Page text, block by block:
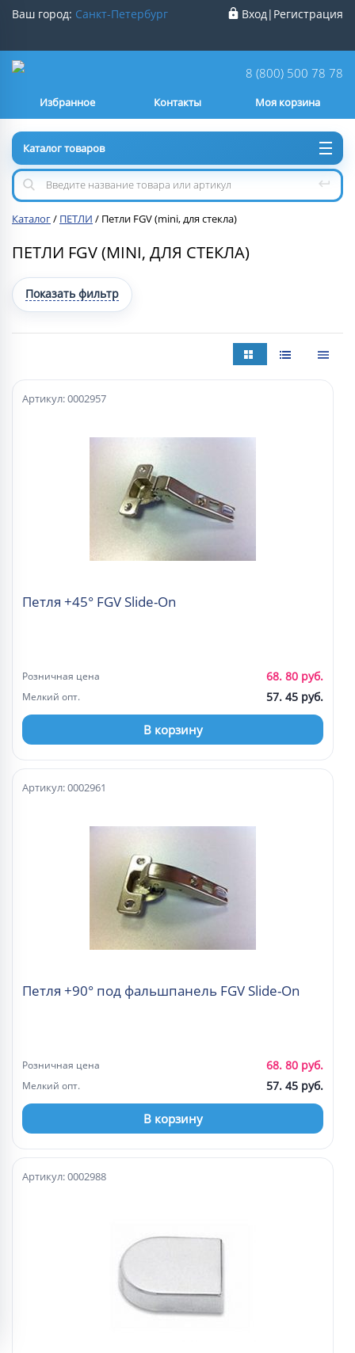
Ваш город: Санкт-Петербург
Нет
Вход| Регистрация
8 (800) 500 78 78
Контакты
Избранное Моя корзина
Каталог товаров
Каталог/ ПЕТЛИ / Петли FGV (mini, для стекла)
ПЕТЛИ FGV (MINI, ДЛЯ СТЕКЛА)
Показать фильтр
Петля +45° FGV Slide-On
Артикул: 0002957
Розничная цена 68. 80 руб.
Мелкий опт. 57. 45 руб.
В корзину
Петля +90° под фальшпанель FGV Slide-On
Артикул: 0002961
Розничная цена 68. 80 руб.
Мелкий опт. 57. 45 руб.
В корзину
Артикул: 0002988